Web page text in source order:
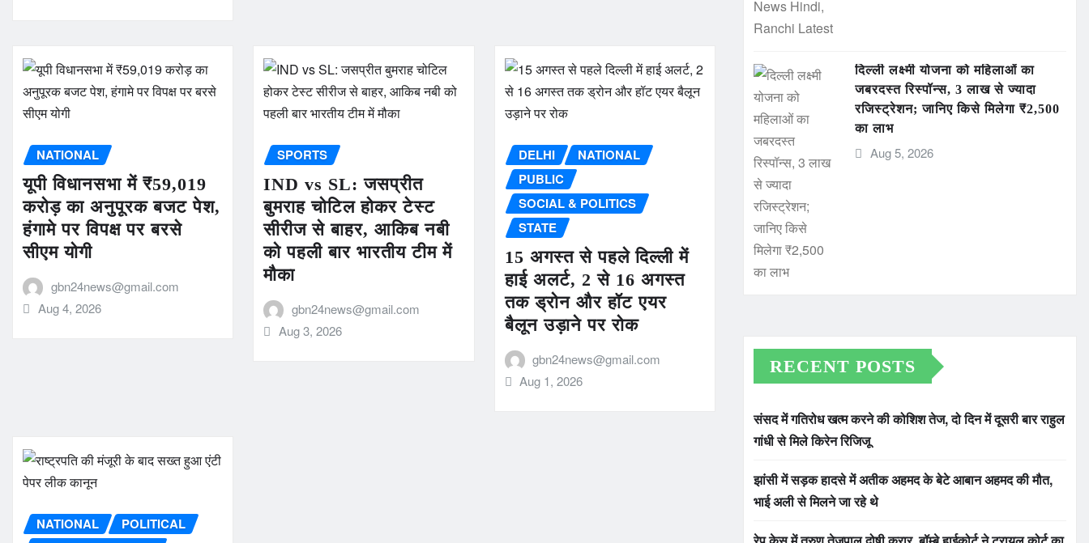
NATIONAL
यूपी विधानसभा में ₹59,019
करोड़ का अनुपूरक बजट पेश,
हंगामे पर विपक्ष पर बरसे
सीएम योगी
gbn24news@gmail.com
Aug 4, 2026
SPORTS
IND vs SL: जसप्रीत
बुमराह चोटिल होकर टेस्ट
सीरीज से बाहर, आकिब नबी
को पहली बार भारतीय टीम में
मौका
gbn24news@gmail.com
Aug 3, 2026
DELHI
NATIONAL
PUBLIC
SOCIAL & POLITICS
STATE
15 अगस्त से पहले दिल्ली में
हाई अलर्ट, 2 से 16 अगस्त
तक ड्रोन और हॉट एयर
बैलून उड़ाने पर रोक
gbn24news@gmail.com
Aug 1, 2026
NATIONAL
POLITICAL
दिल्ली लक्ष्मी योजना को महिलाओं का
जबरदस्त रिस्पॉन्स, 3 लाख से ज्यादा
रजिस्ट्रेशन; जानिए किसे मिलेगा ₹2,500
का लाभ
Aug 5, 2026
RECENT POSTS
संसद में गतिरोध खत्म करने की कोशिश तेज, दो दिन में दूसरी बार राहुल
गांधी से मिले किरेन रिजिजू
झांसी में सड़क हादसे में अतीक अहमद के बेटे आबान अहमद की मौत,
भाई अली से मिलने जा रहे थे